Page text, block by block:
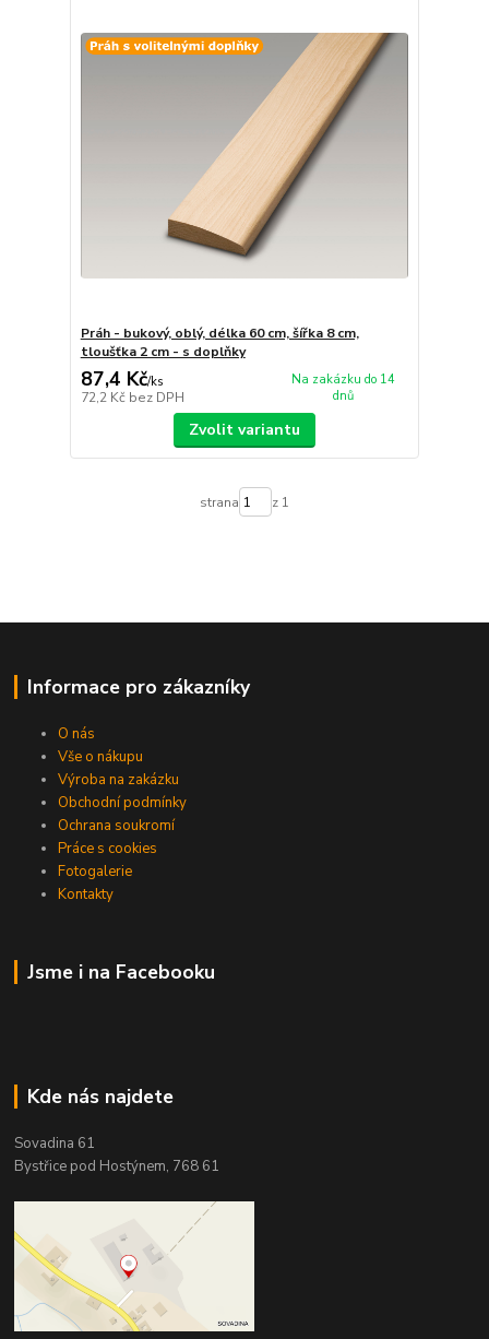
Práh - bukový, oblý, délka 60 cm, šířka 8 cm,
tloušťka 2 cm - s doplňky
87,4 Kč/ks
72,2 Kč bez DPH
Na zakázku do 14
dnů
Zvolit variantu
strana z 1
Informace pro zákazníky
O nás
Vše o nákupu
Výroba na zakázku
Obchodní podmínky
Ochrana soukromí
Práce s cookies
Fotogalerie
Kontakty
Jsme i na Facebooku
Kde nás najdete
Sovadina 61
Bystřice pod Hostýnem, 768 61